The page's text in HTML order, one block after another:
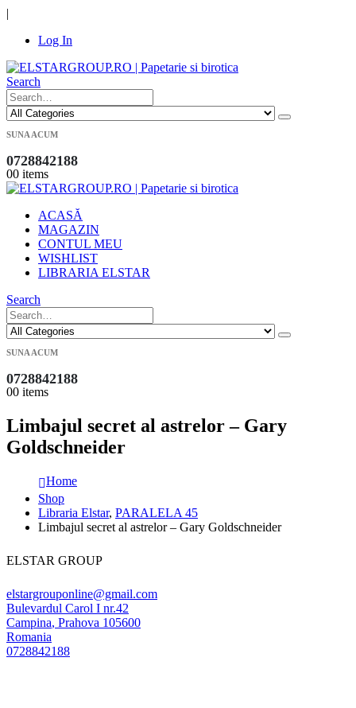
|
Log In
Search
SUNA ACUM
0728842188
00 items
ACASĂ
MAGAZIN
CONTUL MEU
WISHLIST
LIBRARIA ELSTAR
Search
SUNA ACUM
0728842188
00 items
Limbajul secret al astrelor – Gary
Goldschneider
Home
Shop
Libraria Elstar, PARALELA 45
Limbajul secret al astrelor – Gary Goldschneider
ELSTAR GROUP
elstargrouponline@gmail.com
Bulevardul Carol I nr.42
Campina, Prahova 105600
Romania
0728842188